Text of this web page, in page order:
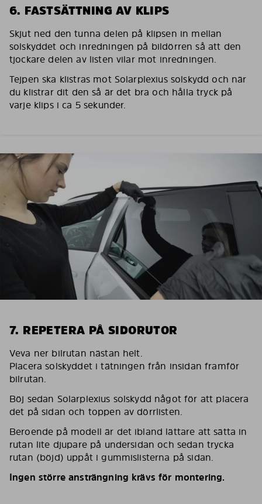
6. FASTSÄTTNING AV KLIPS
Skjut ned den tunna delen på klipsen in mellan
solskyddet och inredningen på bildörren så att den
tjockare delen av listen vilar mot inredningen.
Tejpen ska klistras mot Solarplexius solskydd och när
du klistrar dit den så är det bra och hålla tryck på
varje klips i ca 5 sekunder.
7. REPETERA PÅ SIDORUTOR
Veva ner bilrutan nästan helt.
Placera solskyddet i tätningen från insidan framför
bilrutan.
Böj sedan Solarplexius solskydd något för att placera
det på sidan och toppen av dörrlisten.
Beroende på modell är det ibland lättare att sätta in
rutan lite djupare på undersidan och sedan trycka
rutan (böjd) uppåt i gummislisterna på sidan.
Ingen större ansträngning krävs för montering.